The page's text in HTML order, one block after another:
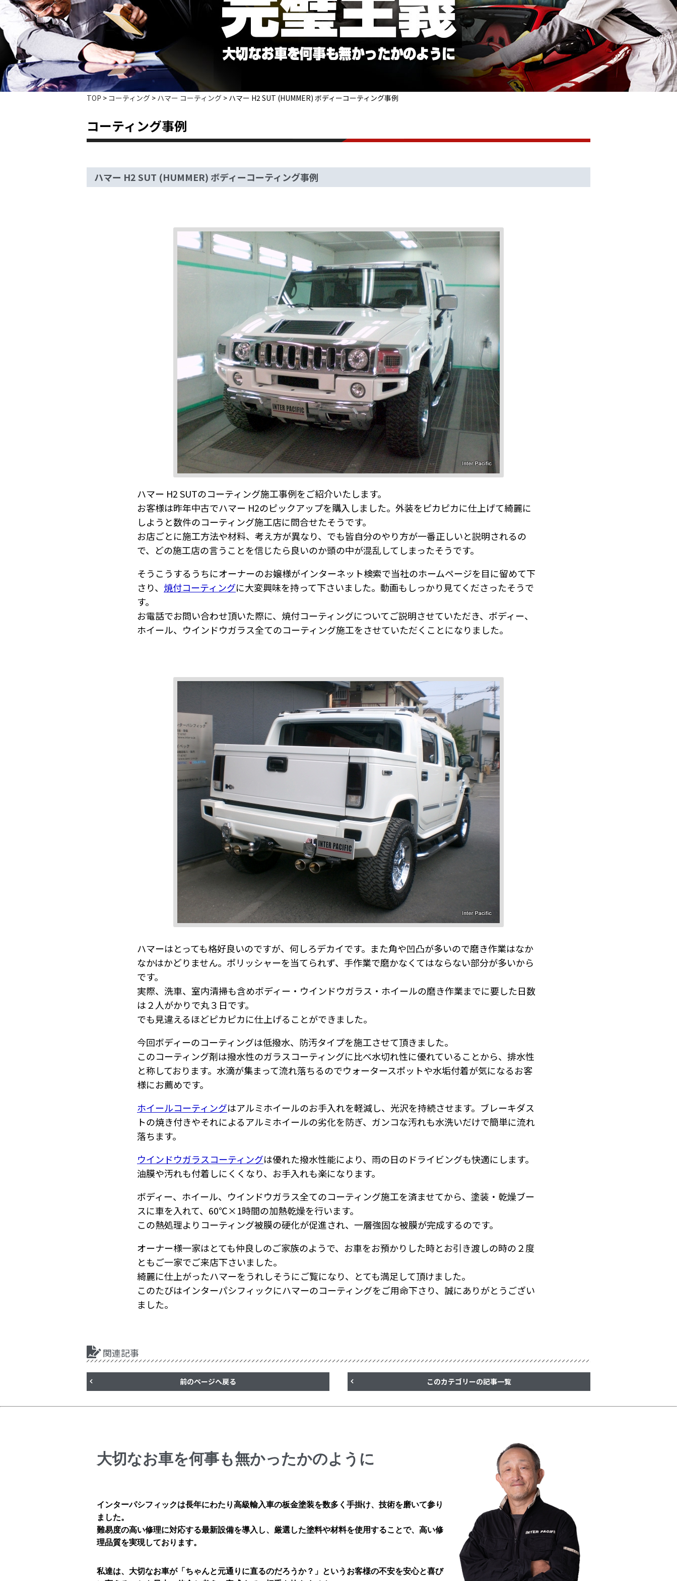
TOP > コーティング > ハマー コーティング > ハマー H2 SUT (HUMMER) ボディーコーティング事例
コーティング事例
ハマー H2 SUT (HUMMER) ボディーコーティング事例
ハマー H2 SUTのコーティング施工事例をご紹介いたします。
お客様は昨年中古でハマー H2のピックアップを購入しました。外装をピカピカに仕上げて綺麗に
しようと数件のコーティング施工店に問合せたそうです。
お店ごとに施工方法や材料、考え方が異なり、でも皆自分のやり方が一番正しいと説明されるの
で、どの施工店の言うことを信じたら良いのか頭の中が混乱してしまったそうです。
そうこうするうちにオーナーのお嬢様がインターネット検索で当社のホームページを目に留めて下
さり、 焼付コーティングに大変興味を持って下さいました。動画もしっかり見てくださったそうで
す。
お電話でお問い合わせ頂いた際に、焼付コーティングについてご説明させていただき、ボディー、
ホイール、ウインドウガラス全てのコーティング施工をさせていただくことになりました。
ハマーはとっても格好良いのですが、何しろデカイです。また角や凹凸が多いので磨き作業はなか
なかはかどりません。ポリッシャーを当てられず、手作業で磨かなくてはならない部分が多いから
です。
実際、洗車、室内清掃も含めボディー・ウインドウガラス・ホイールの磨き作業までに要した日数
は２人がかりで丸３日です。
でも見違えるほどピカピカに仕上げることができました。
今回ボディーのコーティングは低撥水、防汚タイプを施工させて頂きました。
このコーティング剤は撥水性のガラスコーティングに比べ水切れ性に優れていることから、排水性
と称しております。水滴が集まって流れ落ちるのでウォータースポットや水垢付着が気になるお客
様にお薦めです。
ホイールコーティングはアルミホイールのお手入れを軽減し、光沢を持続させます。ブレーキダス
トの焼き付きやそれによるアルミホイールの劣化を防ぎ、ガンコな汚れも水洗いだけで簡単に流れ
落ちます。
ウインドウガラスコーティングは優れた撥水性能により、雨の日のドライビングも快適にします。
油膜や汚れも付着しにくくなり、お手入れも楽になります。
ボディー、ホイール、ウインドウガラス全てのコーティング施工を済ませてから、塗装・乾燥ブー
スに車を入れて、60℃×1時間の加熱乾燥を行います。
この熱処理よりコーティング被膜の硬化が促進され、一層強固な被膜が完成するのです。
オーナー様一家はとても仲良しのご家族のようで、お車をお預かりした時とお引き渡しの時の２度
ともご一家でご来店下さいました。
綺麗に仕上がったハマーをうれしそうにご覧になり、とても満足して頂けました。
このたびはインターパシフィックにハマーのコーティングをご用命下さり、誠にありがとうござい
ました。
関連記事
前のページへ戻る このカテゴリーの記事一覧
大切なお車を何事も無かったかのように
インターパシフィックは長年にわたり高級輸入車の板金塗装を数多く手掛け、技術を磨いて参り
ました。
難易度の高い修理に対応する最新設備を導入し、厳選した塗料や材料を使用することで、高い修
理品質を実現しております。
私達は、大切なお車が「ちゃんと元通りに直るのだろうか？」というお客様の不安を安心と喜び